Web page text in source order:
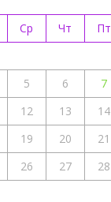
Ср Чт Пт
5 6 7
12 13 14
19 20 21
26 27 28